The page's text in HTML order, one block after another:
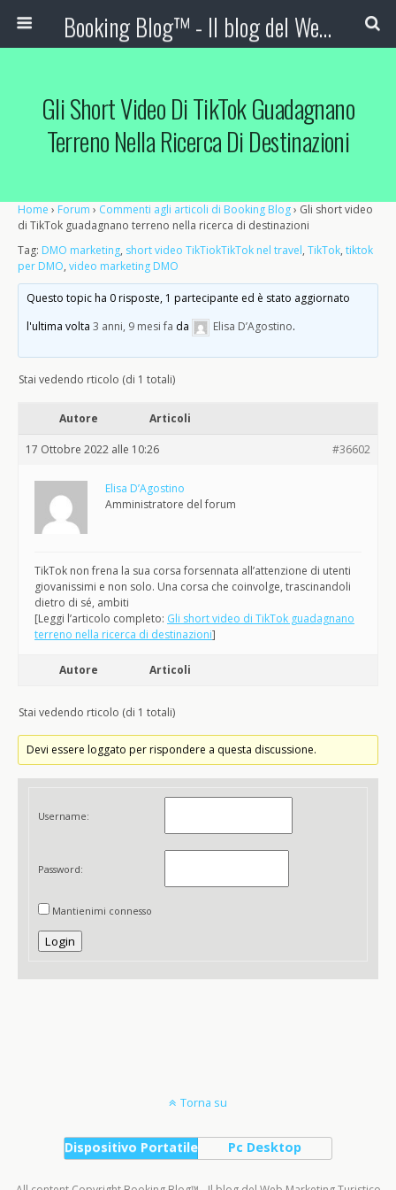
Booking Blog™ - Il blog del Web Marketing Turistico
Gli Short Video Di TikTok Guadagnano
Terreno Nella Ricerca Di Destinazioni
Home › Forum › Commenti agli articoli di Booking Blog› Gli short video
di TikTok guadagnano terreno nella ricerca di destinazioni
Tag: DMO marketing, short video TikTiokTikTok nel travel, TikTok, tiktok
per DMO, video marketing DMO
Questo topic ha 0 risposte, 1 partecipante ed è stato aggiornato
l'ultima volta3 anni, 9 mesi fa da Elisa D’Agostino.
Stai vedendo rticolo (di 1 totali)
Autore Articoli
17 Ottobre 2022 alle 10:26 #36602
Elisa D’Agostino
Amministratore del forum
TikTok non frena la sua corsa forsennata all’attenzione di utenti
giovanissimi e non solo. Una corsa che coinvolge, trascinandoli
dietro di sé, ambiti
[Leggi l’articolo completo: Gli short video di TikTok guadagnano
terreno nella ricerca di destinazioni]
Autore Articoli
Stai vedendo rticolo (di 1 totali)
Devi essere loggato per rispondere a questa discussione.
Username:
Password:
Mantienimi connesso
Login
Torna su
Dispositivo Portatile Pc Desktop